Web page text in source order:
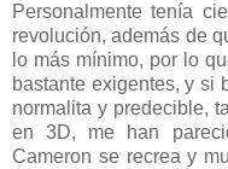
Personalmente tenía
revolución, además de
lo más mínimo, por lo
bastante exigentes, y si
normalita y predecible,
en 3D, me han
Cameron se recrea y